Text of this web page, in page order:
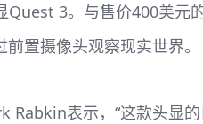
3。与售价400美
置摄像头观察现实世界。
表示，“这款头